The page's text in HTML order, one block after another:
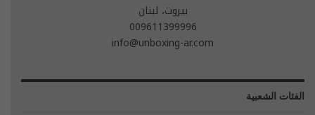
بيروت، لبنان
009611399996
info@unboxing-ar.com
الفئات الشعبية